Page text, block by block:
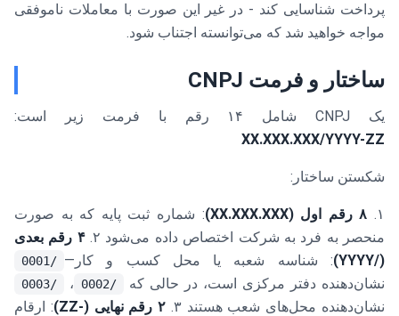
پرداخت شناسایی کند - در غیر این صورت با معاملات ناموفقی
مواجه خواهید شد که می‌توانسته اجتناب شود.
ساختار و فرمت CNPJ
یک CNPJ شامل ۱۴ رقم با فرمت زیر است:
XX.XXX.XXX/YYYY-ZZ
شکستن ساختار:
۱. ۸ رقم اول (XX.XXX.XXX)
: شماره ثبت پایه که به صورت
منحصر به فرد به شرکت اختصاص داده می‌شود ۲.
۴ رقم بعدی
(/YYYY)
: شناسه شعبه یا محل کسب و کار— /0001
نشان‌دهنده دفتر مرکزی است، در حالی که /0002 ، /0003
نشان‌دهنده محل‌های شعب هستند ۳. ۲ رقم نهایی (-ZZ)
: ارقام